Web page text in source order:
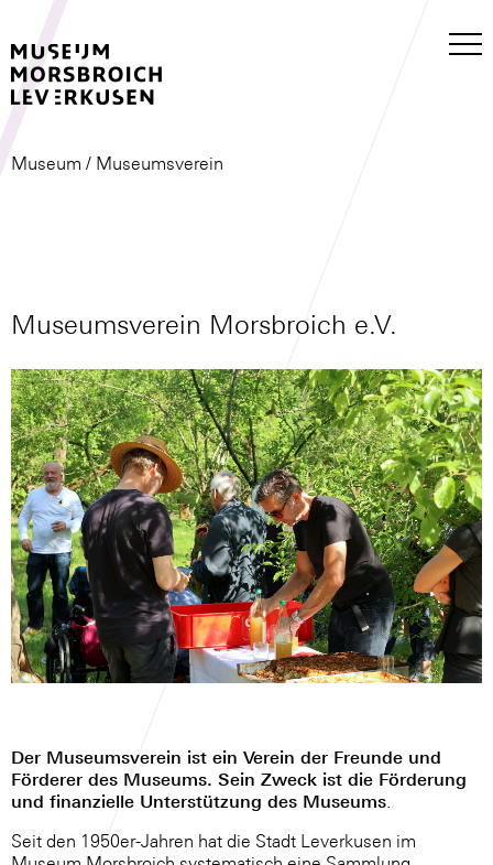
Museum / Museumsverein
Museumsverein Morsbroich e.V.
Der Museumsverein ist ein Verein der Freunde und
Förderer des Museums. Sein Zweck ist die Förderung
und finanzielle Unterstützung des Museums
Seit den 1950er-Jahren hat die Stadt Leverkusen im